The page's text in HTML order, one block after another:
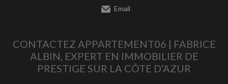
Email
CONTACTEZ APPARTEMENT06 | FABRICE
ALBIN, EXPERT EN IMMOBILIER DE
PRESTIGE SUR LA CÔTE D’AZUR